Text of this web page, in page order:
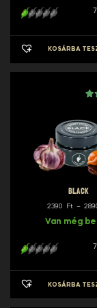
KOSÁRBA
BLACK
2390 Ft –
Van még
KOSÁRBA